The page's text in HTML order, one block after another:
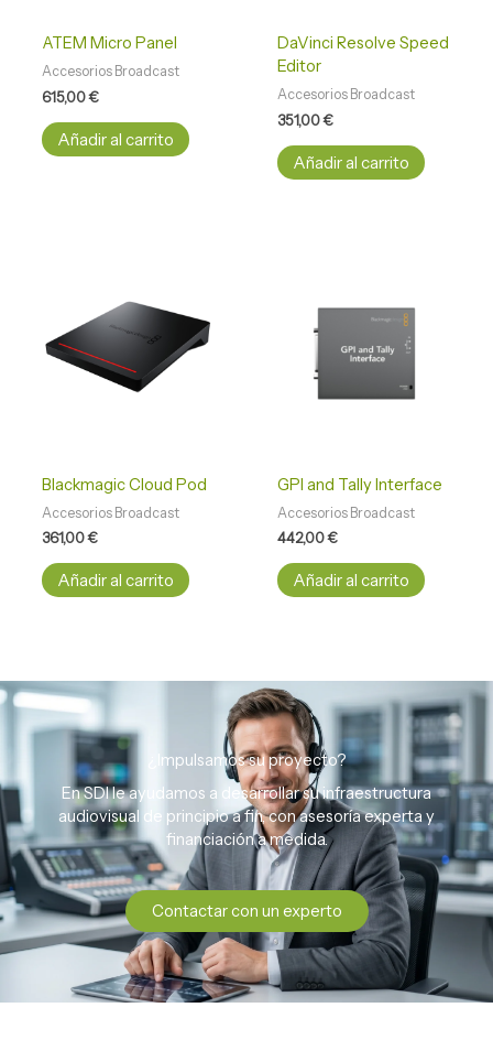
ATEM Micro Panel
Accesorios Broadcast
615,00€
Añadir al carrito
DaVinci Resolve Speed
Editor
Accesorios Broadcast
351,00€
Añadir al carrito
Blackmagic Cloud Pod
Accesorios Broadcast
361,00€
Añadir al carrito
GPI and Tally Interface
Accesorios Broadcast
442,00€
Añadir al carrito
¿Impulsamos su proyecto?
En SDI le ayudamos a desarrollar su infraestructura
audiovisual de principio a fin, con asesoría experta y
financiación a medida.
Contactar con un experto